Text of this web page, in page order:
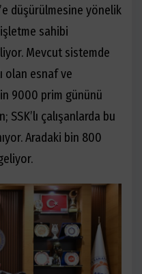
’e düşürülmesine yönelik
sahibi
Mevcut sistemde
olan esnaf ve
9000 prim gününü
SSK’lı çalışanlarda bu
Aradaki bin 800